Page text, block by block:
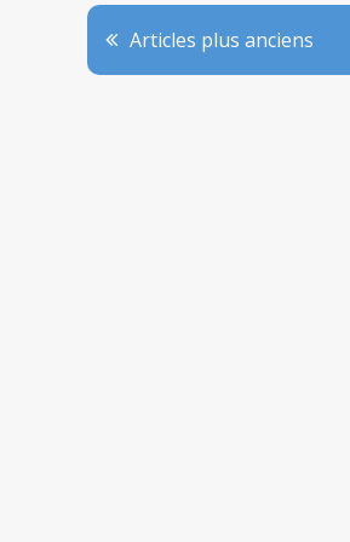
Navigation
Articles plus anciens